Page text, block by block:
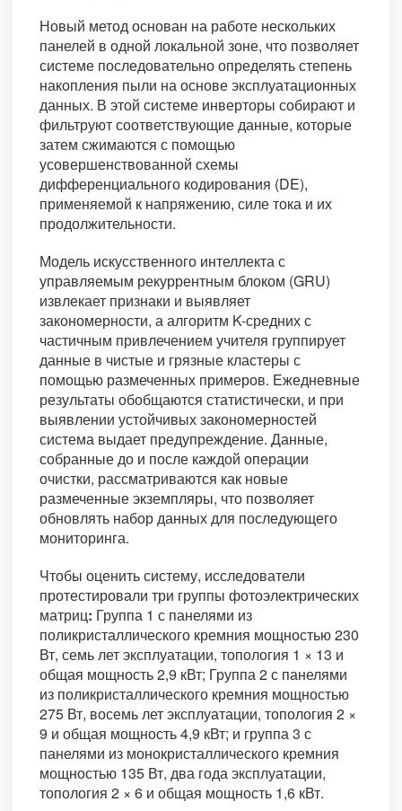
Новый метод основан на работе нескольких
панелей в одной локальной зоне, что позволяет
системе последовательно определять степень
накопления пыли на основе эксплуатационных
данных. В этой системе инверторы собирают и
фильтруют соответствующие данные, которые
затем сжимаются с помощью
усовершенствованной схемы
дифференциального кодирования (DE),
применяемой к напряжению, силе тока и их
продолжительности.
Модель искусственного интеллекта с
управляемым рекуррентным блоком (GRU)
извлекает признаки и выявляет
закономерности, а алгоритм K-средних с
частичным привлечением учителя группирует
данные в чистые и грязные кластеры с
помощью размеченных примеров. Ежедневные
результаты обобщаются статистически, и при
выявлении устойчивых закономерностей
система выдает предупреждение. Данные,
собранные до и после каждой операции
очистки, рассматриваются как новые
размеченные экземпляры, что позволяет
обновлять набор данных для последующего
мониторинга.
Чтобы оценить систему, исследователи
протестировали три группы фотоэлектрических
матриц: Группа 1 с панелями из
поликристаллического кремния мощностью 230
Вт, семь лет эксплуатации, топология 1 × 13 и
общая мощность 2,9 кВт; Группа 2 с панелями
из поликристаллического кремния мощностью
275 Вт, восемь лет эксплуатации, топология 2 ×
9 и общая мощность 4,9 кВт; и группа 3 с
панелями из монокристаллического кремния
мощностью 135 Вт, два года эксплуатации,
топология 2 × 6 и общая мощность 1,6 кВт.